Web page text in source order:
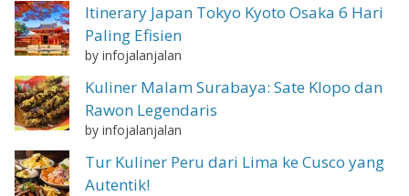
Itinerary Japan Tokyo Kyoto Osaka 6 Hari
Paling Efisien
by infojalanjalan
Kuliner Malam Surabaya: Sate Klopo dan
Rawon Legendaris
by infojalanjalan
Tur Kuliner Peru dari Lima ke Cusco yang
Autentik!